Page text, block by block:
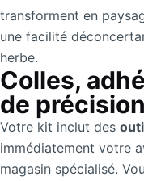
transforment en
une facilité
herbe.
Colles,
de
Votre kit inclut des
immédiatement votre
magasin spécialisé.